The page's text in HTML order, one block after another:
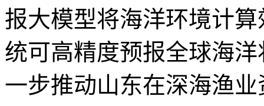
报大模型将海洋环境计算
统可高精度预报全球海
一步推动山东在深海渔